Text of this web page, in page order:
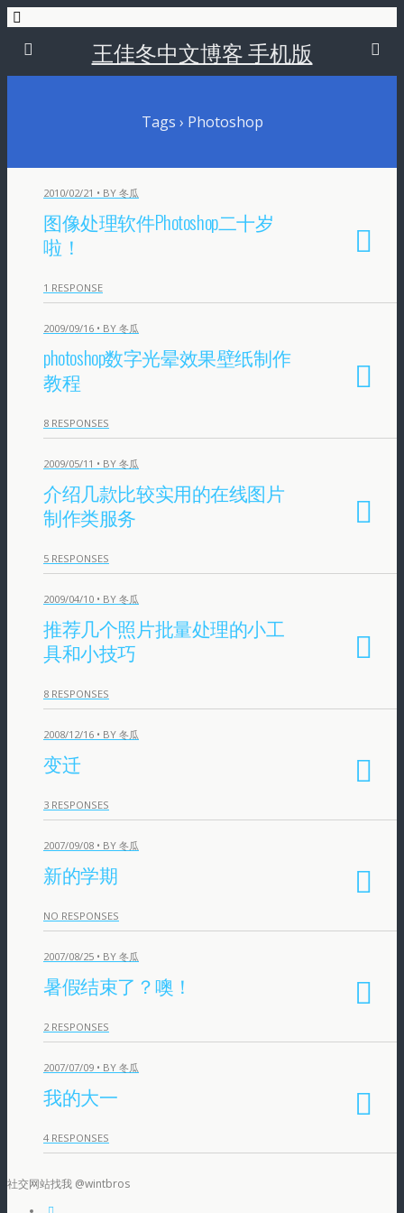
王佳冬中文博客 手机版
Tags › Photoshop
2010/02/21 • BY 冬瓜
图像处理软件Photoshop二十岁
啦！
1 RESPONSE
2009/09/16 • BY 冬瓜
photoshop数字光晕效果壁纸制作
教程
8 RESPONSES
2009/05/11 • BY 冬瓜
介绍几款比较实用的在线图片
制作类服务
5 RESPONSES
2009/04/10 • BY 冬瓜
推荐几个照片批量处理的小工
具和小技巧
8 RESPONSES
2008/12/16 • BY 冬瓜
变迁
3 RESPONSES
2007/09/08 • BY 冬瓜
新的学期
NO RESPONSES
2007/08/25 • BY 冬瓜
暑假结束了？噢！
2 RESPONSES
2007/07/09 • BY 冬瓜
我的大一
4 RESPONSES
社交网站找我 @wintbros